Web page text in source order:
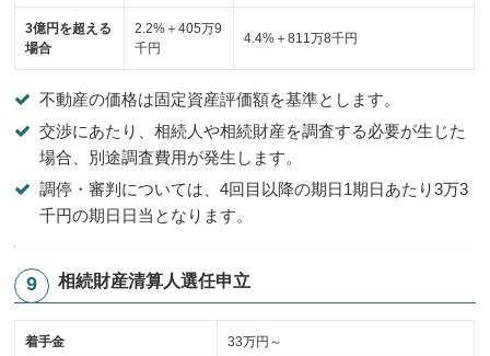
3億円を超える
場合
2.2%＋405万9
千円
4.4%＋811万8千円
不動産の価格は固定資産評価額を基準とします。
交渉にあたり、相続人や相続財産を調査する必要が生じた
場合、別途調査費用が発生します。
調停・審判については、4回目以降の期日1期日あたり3万3
千円の期日日当となります。
相続財産清算人選任申立
着手金 33万円～